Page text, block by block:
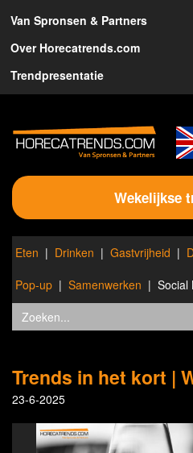
Van Spronsen & Partners
Over Horecatrends.com
Trendpresentatie
Wekelijkse
Eten Drinken Gastvrijheid
Pop-up
Samenwerken Social
Trends in het kort |
23-6-2025